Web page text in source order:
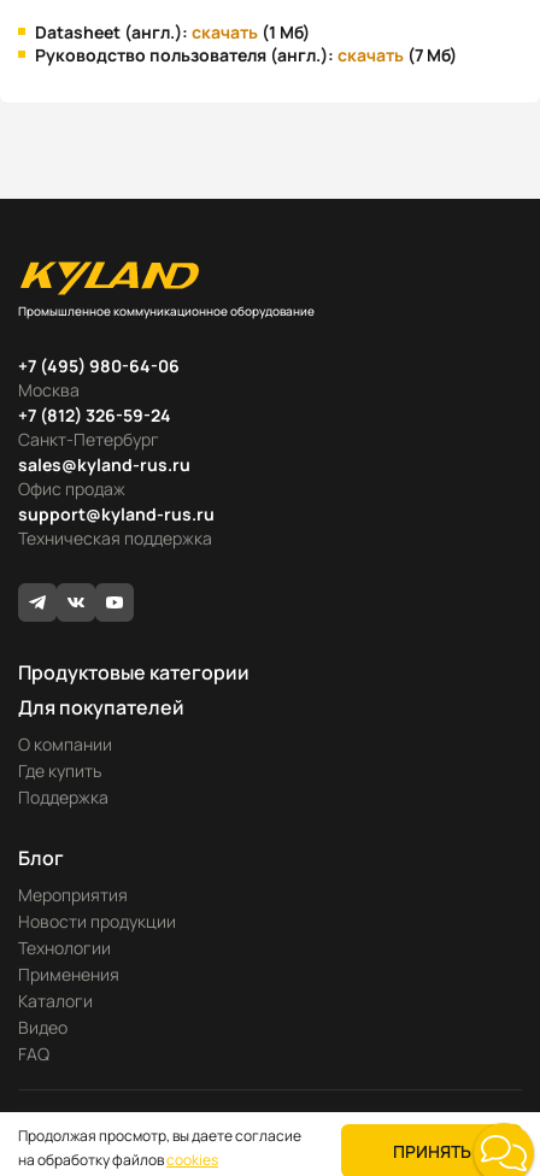
Datasheet (англ.): скачать (1 Мб)
Руководство пользователя (англ.): скачать (7 Мб)
Промышленное коммуникационное оборудование
Москва
+7 (495) 980-64-06
Офис продаж
sales@kyland-rus.ru
Санкт-Петербург
+7 (812) 326-59-24
Техническая поддержка
support@kyland-rus.ru
Продуктовые категории
Для покупателей
О компании
Где купить
Поддержка
Блог
Мероприятия
Новости продукции
Технологии
Применения
Каталоги
Видео
FAQ
Политика конфиденциальности
© 2023—2026 kyland-rus.ru
Pitch
Продолжая просмотр, вы даете согласие
на обработку файловcookies ПРИНЯТЬ